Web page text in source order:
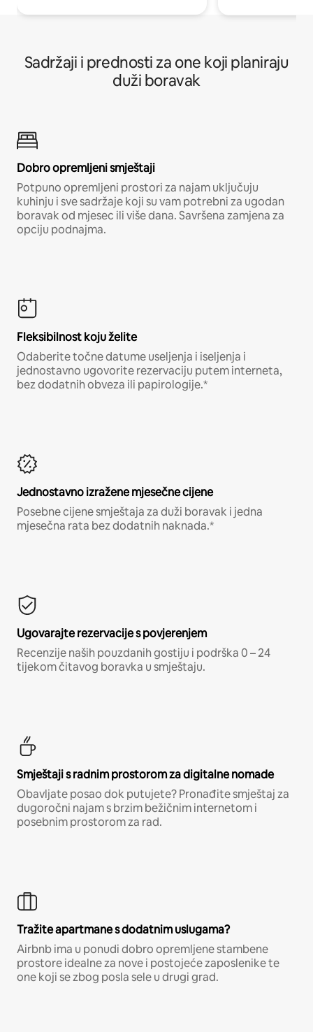
Sadržaji i prednosti za one koji planiraju
duži boravak
Dobro opremljeni smještaji
Potpuno opremljeni prostori za najam uključuju
kuhinju i sve sadržaje koji su vam potrebni za ugodan
boravak od mjesec ili više dana. Savršena zamjena za
opciju podnajma.
Fleksibilnost koju želite
Odaberite točne datume useljenja i iseljenja i
jednostavno ugovorite rezervaciju putem interneta,
bez dodatnih obveza ili papirologije.*
Jednostavno izražene mjesečne cijene
Posebne cijene smještaja za duži boravak i jedna
mjesečna rata bez dodatnih naknada.*
Ugovarajte rezervacije s povjerenjem
Recenzije naših pouzdanih gostiju i podrška 0 – 24
tijekom čitavog boravka u smještaju.
Smještaji s radnim prostorom za digitalne nomade
Obavljate posao dok putujete? Pronađite smještaj za
dugoročni najam s brzim bežičnim internetom i
posebnim prostorom za rad.
Tražite apartmane s dodatnim uslugama?
Airbnb ima u ponudi dobro opremljene stambene
prostore idealne za nove i postojeće zaposlenike te
one koji se zbog posla sele u drugi grad.